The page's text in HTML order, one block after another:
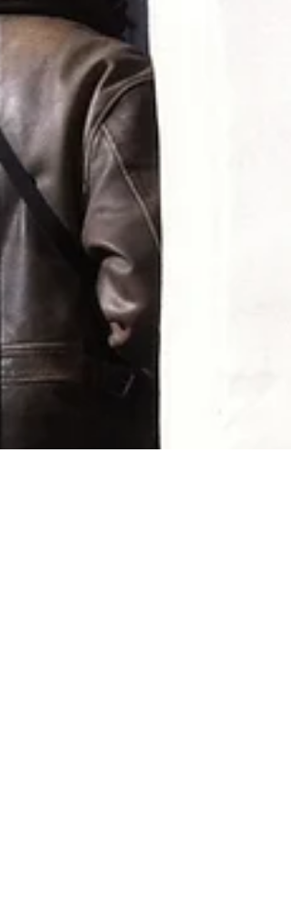
France now and elsewhere soon most